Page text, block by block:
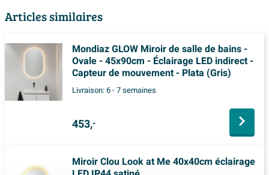
Articles similaires
Mondiaz GLOW Miroir de salle de bains -
Ovale - 45x90cm - Éclairage LED indirect -
Capteur de mouvement - Plata (Gris)
Livraison:6 - 7 semaines
453,-
Miroir Clou Look at Me 40x40cm éclairage